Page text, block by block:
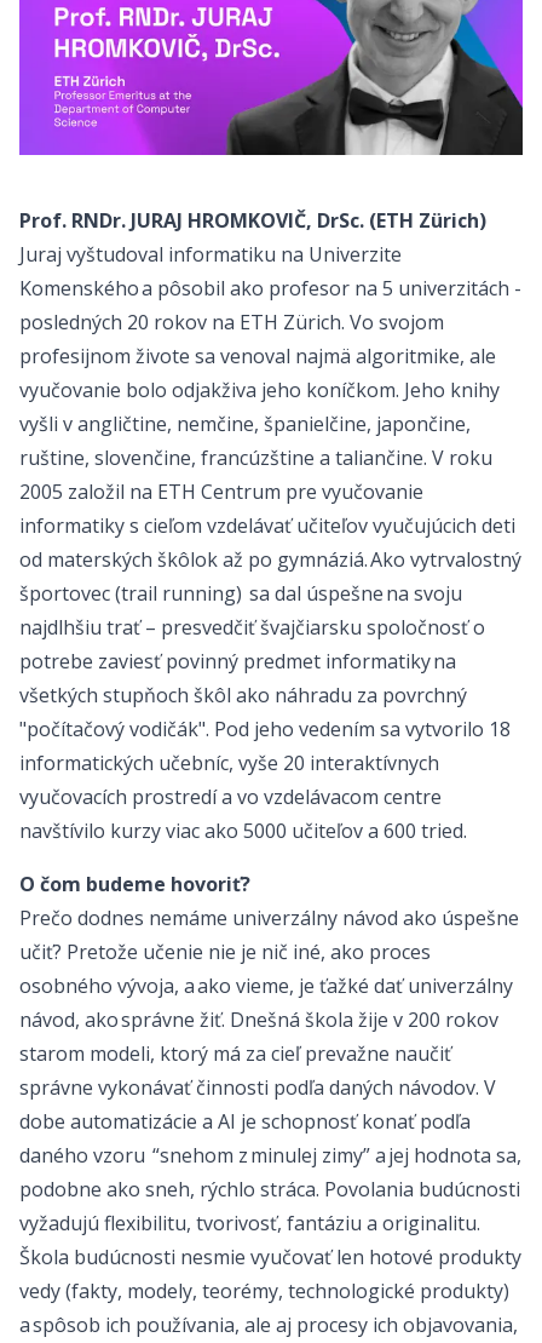
Prof. RNDr. JURAJ HROMKOVIČ, DrSc. (ETH Zürich)
Juraj vyštudoval informatiku na Univerzite
Komenského a pôsobil ako profesor na 5 univerzitách -
posledných 20 rokov na ETH Zürich. Vo svojom
profesijnom živote sa venoval najmä algoritmike, ale
vyučovanie bolo odjakživa jeho koníčkom. Jeho knihy
vyšli v angličtine, nemčine, španielčine, japončine,
ruštine, slovenčine, francúzštine a taliančine. V roku
2005 založil na ETH Centrum pre vyučovanie
informatiky s cieľom vzdelávať učiteľov vyučujúcich deti
od materských škôlok až po gymnáziá. Ako vytrvalostný
športovec (trail running) sa dal úspešne na svoju
najdlhšiu trať – presvedčiť švajčiarsku spoločnosť o
potrebe zaviesť povinný predmet informatiky na
všetkých stupňoch škôl ako náhradu za povrchný
"počítačový vodičák". Pod jeho vedením sa vytvorilo 18
informatických učebníc, vyše 20 interaktívnych
vyučovacích prostredí a vo vzdelávacom centre
navštívilo kurzy viac ako 5000 učiteľov a 600 tried.
O čom budeme hovoriť?
Prečo dodnes nemáme univerzálny návod ako úspešne
učiť? Pretože učenie nie je nič iné, ako proces
osobného vývoja, a ako vieme, je ťažké dať univerzálny
návod, ako správne žiť. Dnešná škola žije v 200 rokov
starom modeli, ktorý má za cieľ prevažne naučiť
správne vykonávať činnosti podľa daných návodov. V
dobe automatizácie a AI je schopnosť konať podľa
daného vzoru “snehom z minulej zimy” a jej hodnota sa,
podobne ako sneh, rýchlo stráca. Povolania budúcnosti
vyžadujú flexibilitu, tvorivosť, fantáziu a originalitu.
Škola budúcnosti nesmie vyučovať len hotové produkty
vedy (fakty, modely, teorémy, technologické produkty)
a spôsob ich používania, ale aj procesy ich objavovania,